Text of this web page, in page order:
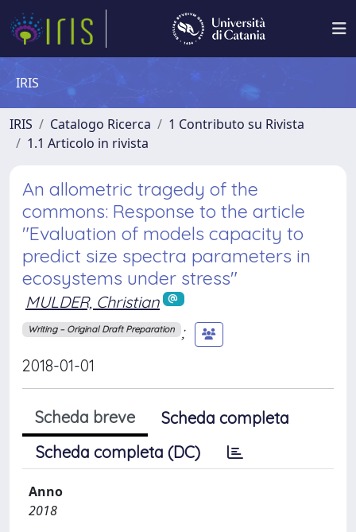
IRIS
IRIS Catalogo Ricerca
1 Contributo su Rivista
1.1 Articolo in rivista
An allometric tragedy of the
commons: Response to the article
"Evaluation of models capacity to
predict size spectra parameters in
ecosystems under stress"
MULDER, Christian
Writing – Original Draft Preparation ;
2018-01-01
Scheda breve
Scheda completa
Scheda completa (DC)
Anno
2018